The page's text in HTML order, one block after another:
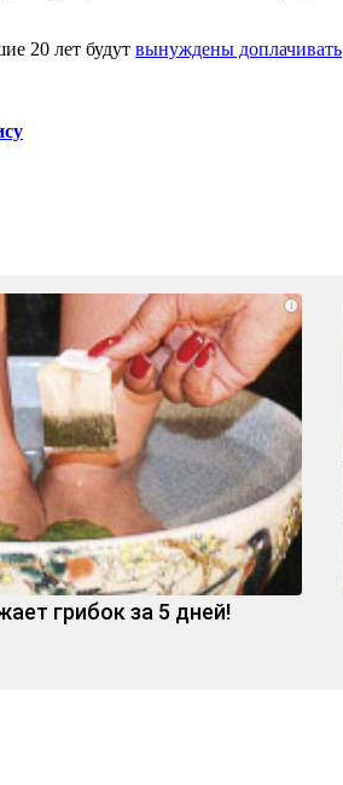
20 лет будут вынуждены доплачивать
i
грибок за 5 дней!